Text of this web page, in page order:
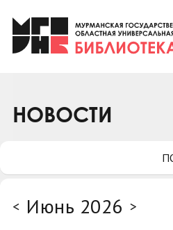
Клуб «Гиря и
Клуб «Семейный
Коллегам
НОВОСТИ
< Июнь 2026 >